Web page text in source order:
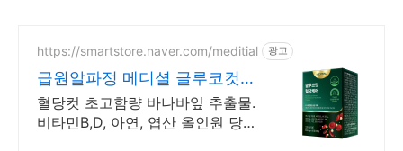
https://smartstore.naver.com/meditial 광고
급원알파정 메디셜 글루코컷
식약처 기능성 인정원료 사용
혈당컷 초고함량 바나바잎 추출물.
비타민B,D, 아연, 엽산 올인원 당뇨